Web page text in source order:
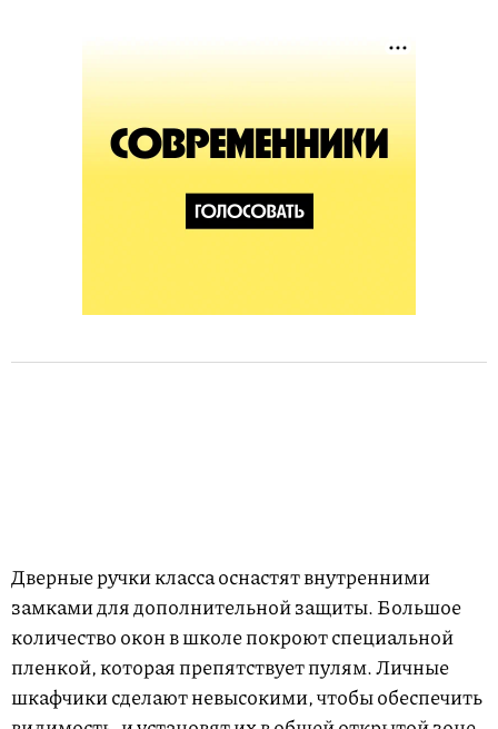
Дверные ручки класса оснастят внутренними
замками для дополнительной защиты. Большое
количество окон в школе покроют специальной
пленкой, которая препятствует пулям. Личные
шкафчики сделают невысокими, чтобы обеспечить